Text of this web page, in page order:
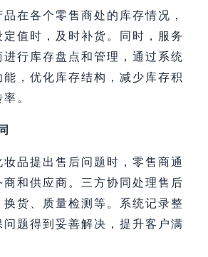
在各个零售商处的库存情况，
值时，及时补货。同时，服务
行库存盘点和管理，通过系统
，优化库存结构，减少库存积
。
品提出售后问题时，零售商通
和供应商。三方协同处理售后
货、质量检测等。系统记录整
题得到妥善解决，提升客户满